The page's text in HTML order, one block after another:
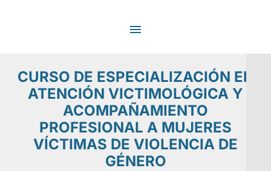
CURSO DE ESPECIALIZACIÓN EN
ATENCIÓN VICTIMOLÓGICA Y
ACOMPAÑAMIENTO
PROFESIONAL A MUJERES
VÍCTIMAS DE VIOLENCIA DE
GÉNERO